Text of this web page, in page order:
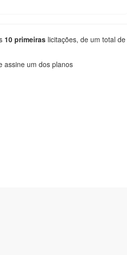
10 primeiras licitações, de um total de
assine um dos planos